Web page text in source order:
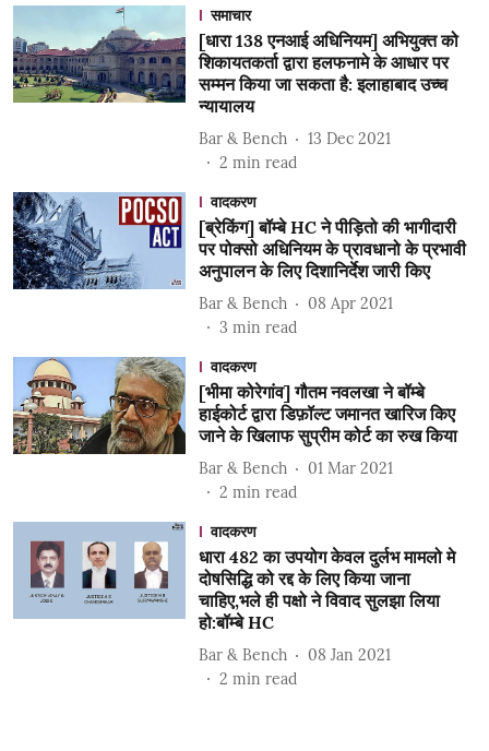
समाचार
[धारा 138 एनआई अधिनियम] अभियुक्त को
शिकायतकर्ता द्वारा हलफनामे के आधार पर
सम्मन किया जा सकता है: इलाहाबाद उच्च
न्यायालय
Bar & Bench
13 Dec 2021
2 min read
वादकरण
[ब्रेकिंग] बॉम्बे HC ने पीड़ितो की भागीदारी
पर पोक्सो अधिनियम के प्रावधानो के प्रभावी
अनुपालन के लिए दिशानिर्देश जारी किए
Bar & Bench
08 Apr 2021
3 min read
वादकरण
[भीमा कोरेगांव] गौतम नवलखा ने बॉम्बे
हाईकोर्ट द्वारा डिफ़ॉल्ट जमानत खारिज किए
जाने के खिलाफ सुप्रीम कोर्ट का रुख किया
Bar & Bench
01 Mar 2021
2 min read
वादकरण
धारा 482 का उपयोग केवल दुर्लभ मामलो मे
दोषसिद्धि को रद्द के लिए किया जाना
चाहिए,भले ही पक्षो ने विवाद सुलझा लिया
हो:बॉम्बे HC
Bar & Bench
08 Jan 2021
2 min read